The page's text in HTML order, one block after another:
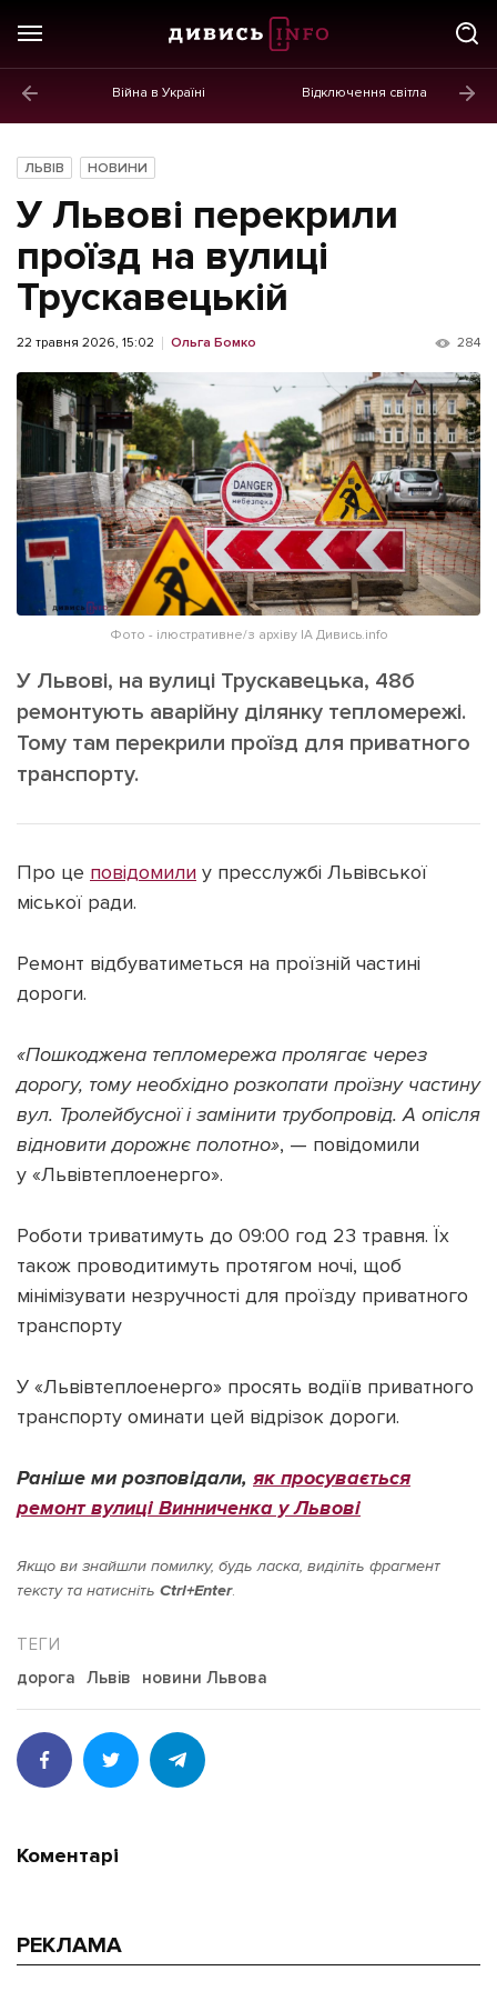
Війна в Україні Відключення світла
Новини
Політика
Економіка
Бізнес
Життя
Культура
Афіша
ІНШЕ
Інтерв'ю
Картки
Репортаж
Погляди
Ініціативи
Лонгріди
Прес-релізи
Фото/Відео
Made in Lviv
[email protected] Реклама на сайті
Наші соц мережі
Підтримати dyvys.info
ЛЬВІВ НОВИНИ
У Львові перекрили
проїзд на вулиці
Трускавецькій
22 травня 2026, 15:02 Ольга Бомко 284
Фото - ілюстративне/з архіву ІА Дивись.info
У Львові, на вулиці Трускавецька, 48б
ремонтують аварійну ділянку тепломережі.
Тому там перекрили проїзд для приватного
транспорту.
Про це повідомили у пресслужбі Львівської
міської ради.
Ремонт відбуватиметься на проїзній частині
дороги.
«Пошкоджена тепломережа пролягає через
дорогу, тому необхідно розкопати проїзну частину
вул. Тролейбусної і замінити трубопровід. А опісля
відновити дорожнє полотно», — повідомили
у «Львівтеплоенерго».
Роботи триватимуть до 09:00 год 23 травня. Їх
також проводитимуть протягом ночі, щоб
мінімізувати незручності для проїзду приватного
транспорту
У «Львівтеплоенерго» просять водіїв приватного
транспорту оминати цей відрізок дороги.
Раніше ми розповідали, як просувається
ремонт вулиці Винниченка у Львові
Якщо ви знайшли помилку, будь ласка, виділіть фрагмент
тексту та натисніть Ctrl+Enter.
дорога Львів новини Львова
Коментарі
РЕКЛАМА